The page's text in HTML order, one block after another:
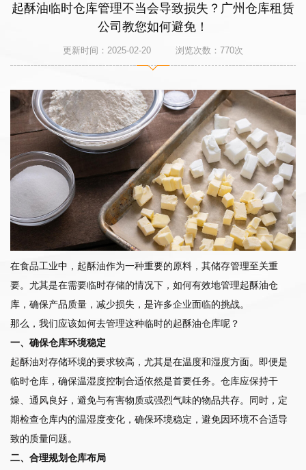
起酥油临时仓库管理不当会导致损失？广州仓库租赁
公司教您如何避免！
更新时间：2025-02-20 浏览次数： 770次
在食品工业中，起酥油作为一种重要的原料，其储存管理至关重
要。尤其是在需要临时存储的情况下，如何有效地管理起酥油仓
库，确保产品质量，减少损失，是许多企业面临的挑战。
那么，我们应该如何去管理这种临时的起酥油仓库呢？
一、确保仓库环境稳定
起酥油对存储环境的要求较高，尤其是在温度和湿度方面。即便是
临时仓库，确保温湿度控制合适依然是首要任务。仓库应保持干
燥、通风良好，避免与有害物质或强烈气味的物品共存。同时，定
期检查仓库内的温湿度变化，确保环境稳定，避免因环境不合适导
致的质量问题。
二、合理规划仓库布局